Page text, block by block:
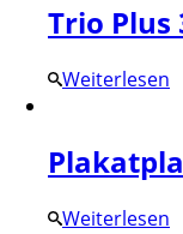
Trio Plus
Weiterlesen
Weiterlesen